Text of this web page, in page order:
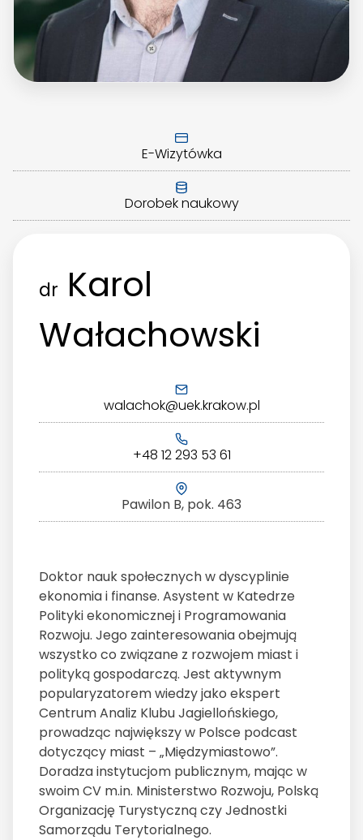
E-Wizytówka
Dorobek naukowy
dr Karol
Wałachowski
walachok@uek.krakow.pl
+48 12 293 53 61
Pawilon B, pok. 463
Doktor nauk społecznych w dyscyplinie
ekonomia i finanse. Asystent w Katedrze
Polityki ekonomicznej i Programowania
Rozwoju. Jego zainteresowania obejmują
wszystko co związane z rozwojem miast i
polityką gospodarczą. Jest aktywnym
popularyzatorem wiedzy jako ekspert
Centrum Analiz Klubu Jagiellońskiego,
prowadząc największy w Polsce podcast
dotyczący miast – „Międzymiastowo”.
Doradza instytucjom publicznym, mając w
swoim CV m.in. Ministerstwo Rozwoju, Polską
Organizację Turystyczną czy Jednostki
Samorządu Terytorialnego.